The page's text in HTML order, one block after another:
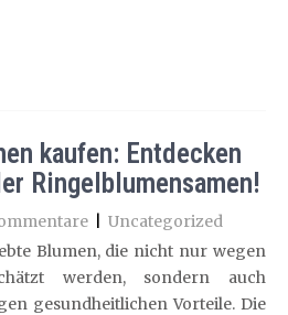
kaufen: Entdecken
Ringelblumensamen!
Uncategorized
Blumen, die nicht nur wegen
werden, sondern auch
gesundheitlichen Vorteile. Die